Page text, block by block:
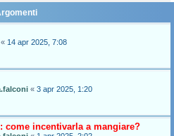
« 14 apr 2025, 7:08
« 3 apr 2025, 1:20
come incentivarla a mangiare?